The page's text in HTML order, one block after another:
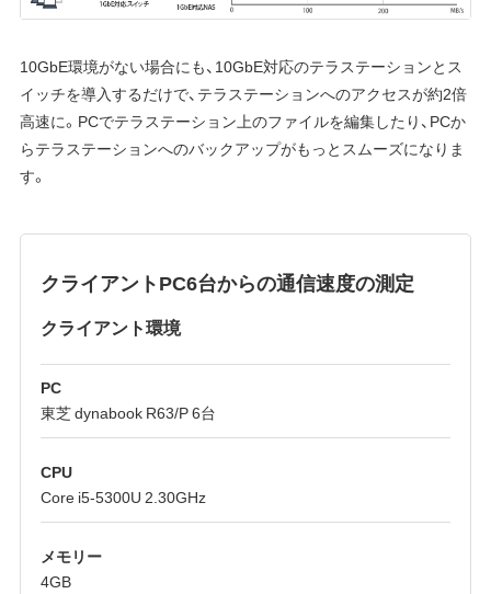
10GbE環境がない場合にも、10GbE対応のテラステーションとス
イッチを導入するだけで、テラステーションへのアクセスが約2倍
高速に。PCでテラステーション上のファイルを編集したり、PCか
らテラステーションへのバックアップがもっとスムーズになりま
す。
クライアントPC6台からの通信速度の測定
クライアント環境
PC
東芝 dynabook R63/P 6台
CPU
Core i5-5300U 2.30GHz
メモリー
4GB